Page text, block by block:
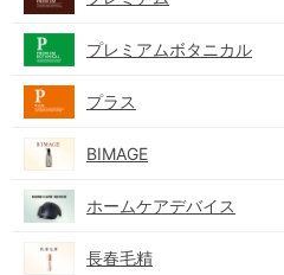
プレミアムボタニカル
プラス
BIMAGE
ホームケアデバイス
長春毛精